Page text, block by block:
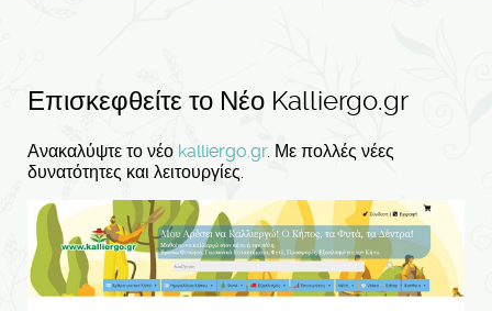
Επισκεφθείτε το Νέο Kalliergo.gr
Ανακαλύψτε το νέο kalliergo.gr. Με πολλές νέες
δυνατότητες και λειτουργίες.